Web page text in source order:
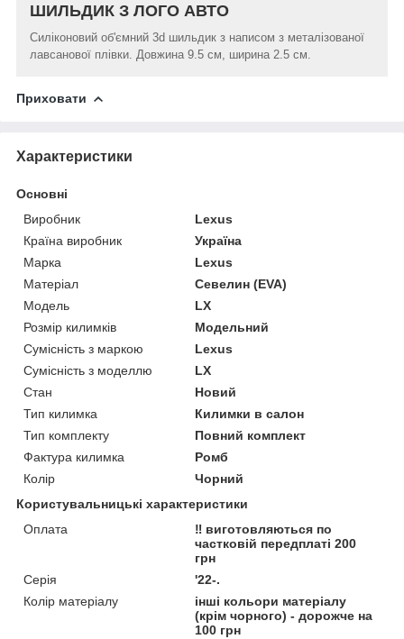
ШИЛЬДИК З ЛОГО АВТО
Силіконовий об'ємний 3d шильдик з написом з металізованої
лавсанової плівки. Довжина 9.5 см, ширина 2.5 см.
Приховати
Характеристики
Основні
Виробник
Lexus
Країна виробник
Україна
Марка
Lexus
Матеріал
Севелин (EVA)
Модель
LX
Розмір килимків
Модельний
Сумісність з маркою
Lexus
Сумісність з моделлю
LX
Стан
Новий
Тип килимка
Килимки в салон
Тип комплекту
Повний комплект
Фактура килимка
Ромб
Колір
Чорний
Користувальницькі характеристики
Оплата
‼️ виготовляються по
частковій передплаті 200
грн
Серія
'22-.
Колір матеріалу
інші кольори матеріалу
(крім чорного) - дорожче на
100 грн